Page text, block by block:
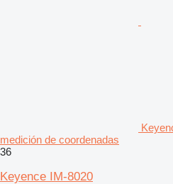
medición de coordenadas
36
Keyence IM-8020